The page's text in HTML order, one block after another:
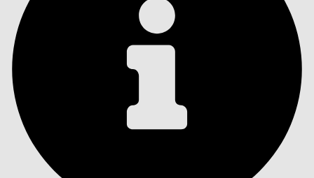
Índice de materias
ÍNDICE DE MATERIAS
Buscar